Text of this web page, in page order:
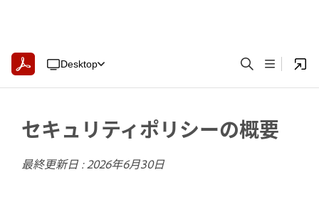
Desktop
セキュリティポリシーの概要
最終更新日 :2026年6月30日